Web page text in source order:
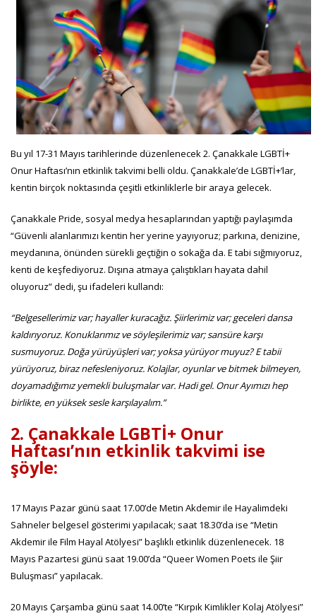
Bu yıl 17-31 Mayıs tarihlerinde düzenlenecek 2. Çanakkale LGBTİ+
Onur Haftası’nın etkinlik takvimi belli oldu. Çanakkale’de LGBTİ+’lar,
kentin birçok noktasında çeşitli etkinliklerle bir araya gelecek.
Çanakkale Pride, sosyal medya hesaplarından yaptığı paylaşımda
“Güvenli alanlarımızı kentin her yerine yayıyoruz; parkına, denizine,
meydanına, önünden sürekli geçtiğin o sokağa da. E tabi sığmıyoruz,
kenti de keşfediyoruz. Dışına atmaya çalıştıkları hayata dahil
oluyoruz” dedi, şu ifadeleri kullandı:
“Belgesellerimiz var; hayaller kuracağız. Şiirlerimiz var; geceleri dansa
kaldırıyoruz. Konuklarımız ve söyleşilerimiz var; sansüre karşı
susmuyoruz. Doğa yürüyüşleri var; yoksa yürüyor muyuz? E tabii
yürüyoruz, biraz nefesleniyoruz. Kolajlar, oyunlar ve bitmek bilmeyen,
doyamadığımız yemekli buluşmalar var. Hadi gel. Onur Ayımızı hep
birlikte, en yüksek sesle karşılayalım.”
2. Çanakkale LGBTİ+ Onur
Haftası’nın etkinlik takvimi ise
şöyle:
17 Mayıs Pazar günü saat 17.00’de Metin Akdemir ile Hayalimdeki
Sahneler belgesel gösterimi yapılacak; saat 18.30’da ise “Metin
Akdemir ile Film Hayal Atölyesi” başlıklı etkinlik düzenlenecek. 18
Mayıs Pazartesi günü saat 19.00’da “Queer Women Poets ile Şiir
Buluşması” yapılacak.
20 Mayıs Çarşamba günü saat 14.00’te “Kırpık Kimlikler Kolaj Atölyesi”